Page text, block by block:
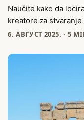
Naučite kako da
kreatore za
6. АВГУСТ 2025. · 5